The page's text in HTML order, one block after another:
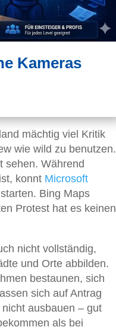
Kameras
mächtig viel Kritik
wie wild zu benutzen.
sehen. Während
konnt Microsoft
Bing Maps
Protest hat es keinen
nicht vollständig,
und Orte abbilden.
bestaunen, sich
sich auf Antrag
ausbauen – gut
als bei